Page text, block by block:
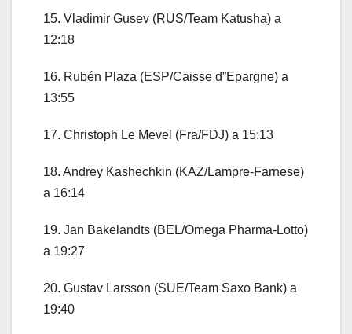
15. Vladimir Gusev (RUS/Team Katusha) a
12:18
16. Rubén Plaza (ESP/Caisse d”Epargne) a
13:55
17. Christoph Le Mevel (Fra/FDJ) a 15:13
18. Andrey Kashechkin (KAZ/Lampre-Farnese)
a 16:14
19. Jan Bakelandts (BEL/Omega Pharma-Lotto)
a 19:27
20. Gustav Larsson (SUE/Team Saxo Bank) a
19:40